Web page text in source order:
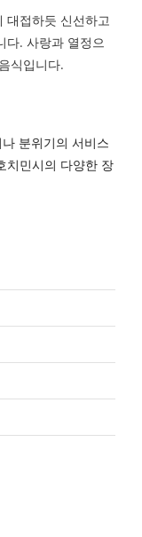
대접하듯 신선하고
다. 사랑과 열정으
식입니다.
분위기의 서비스
치민시의 다양한 장